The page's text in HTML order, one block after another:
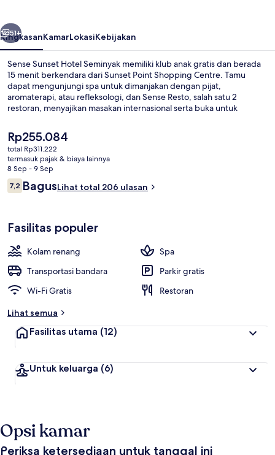
Berikutnya
51+
RingkasanKamarLokasiKebijakan
Sense Sunset Hotel Seminyak memiliki klub anak gratis dan berada
15 menit berkendara dari Sunset Point Shopping Centre. Tamu
dapat mengunjungi spa untuk dimanjakan dengan pijat,
aromaterapi, atau refleksologi, dan Sense Resto, salah satu 2
restoran, menyajikan masakan internasional serta buka untuk
renang outdoor, bar/lounge, dan pusat kebugaran adalah
keunggulan lainnya.
Harga
saat
ini
Rp255.084
Rp255.084
total Rp311.222
termasuk pajak & biaya lainnya
8 Sep - 9 Sep
Ulasan
7,27,2 dari 10
BagusLihat total 206 ulasan
Fasilitas populer
Kolam renang
Spa
Transportasi bandara
Parkir gratis
Wi-Fi Gratis
Restoran
Lihat semua
Fasilitas utama (12)
Untuk keluarga (6)
Opsi kamar
Periksa ketersediaan untuk tanggal ini